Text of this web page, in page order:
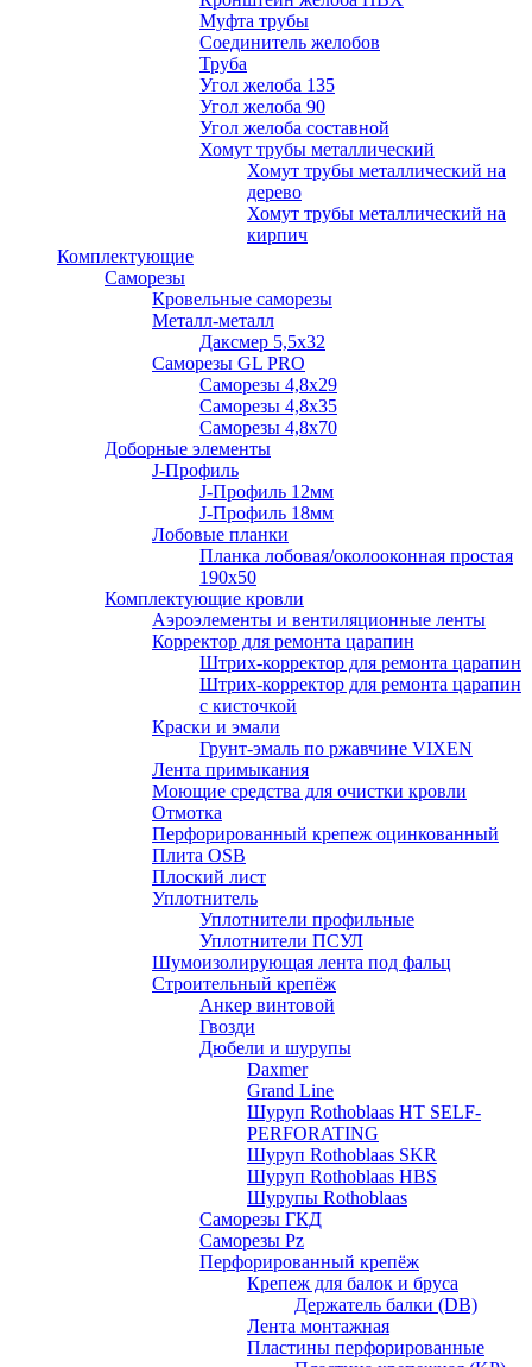
Муфта трубы
Соединитель желобов
Труба
Угол желоба 135
Угол желоба 90
Угол желоба составной
Хомут трубы металлический
Хомут трубы металлический на
дерево
Хомут трубы металлический на
кирпич
Комплектующие
Саморезы
Кровельные саморезы
Металл-металл
Даксмер 5,5х32
Саморезы GL PRO
Сaморезы 4,8х29
Сaморезы 4,8х35
Сaморезы 4,8х70
Доборные элементы
J-Профиль
J-Профиль 12мм
J-Профиль 18мм
Лобовые планки
Планка лобовая/околооконная простая
190х50
Комплектующие кровли
Аэроэлементы и вентиляционные ленты
Корректор для ремонта царапин
Штрих-корректор для ремонта царапин
Штрих-корректор для ремонта царапин
с кисточкой
Краски и эмали
Грунт-эмаль по ржавчине VIXEN
Лента примыкания
Моющие средства для очистки кровли
Отмотка
Перфорированный крепеж оцинкованный
Плита OSB
Плоский лист
Уплотнитель
Уплотнители профильные
Уплотнители ПСУЛ
Шумоизолирующая лента под фальц
Строительный крепёж
Анкер винтовой
Гвозди
Дюбели и шурупы
Daxmer
Grand Line
Шуруп Rothoblaas HT SELF-
PERFORATING
Шуруп Rothoblaas SKR
Шуруп Rothoblaas НВS
Шурупы Rothoblaas
Саморeзы ГКД
Саморезы Pz
Перфорированный крепёж
Крепеж для балок и бруса
Держатель балки (DB)
Лента монтажнaя
Пластины перфорированные